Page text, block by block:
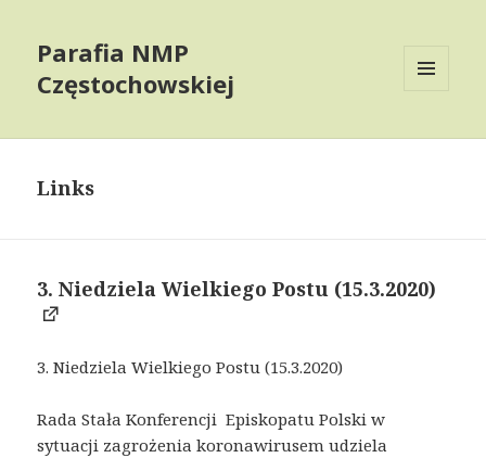
Parafia NMP
Częstochowskiej
WIDGETS
Links
3. Niedziela Wielkiego Postu (15.3.2020)
3. Niedziela Wielkiego Postu (15.3.2020)
Rada Stała Konferencji Episkopatu Polski w
sytuacji zagrożenia koronawirusem udziela